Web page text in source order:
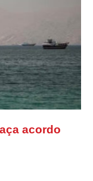
acordo